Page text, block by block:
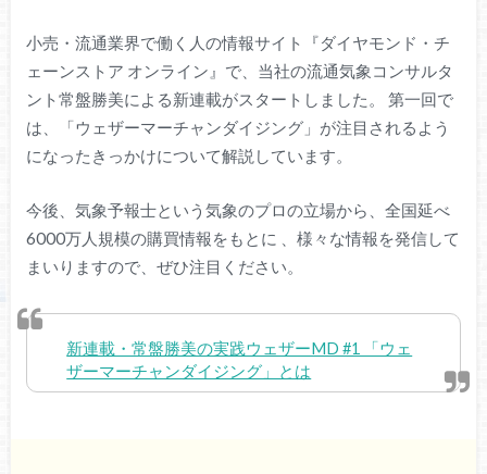
小売・流通業界で働く人の情報サイト『ダイヤモンド・チ
ェーンストア オンライン』で、当社の流通気象コンサルタ
ント常盤勝美による新連載がスタートしました。 第一回で
は、「ウェザーマーチャンダイジング」が注目されるよう
になったきっかけについて解説しています。
今後、気象予報士という気象のプロの立場から、全国延べ
6000万人規模の購買情報をもとに 、様々な情報を発信して
まいりますので、ぜひ注目ください。
新連載・常盤勝美の実践ウェザーMD #1 「ウェ
ザーマーチャンダイジング」とは